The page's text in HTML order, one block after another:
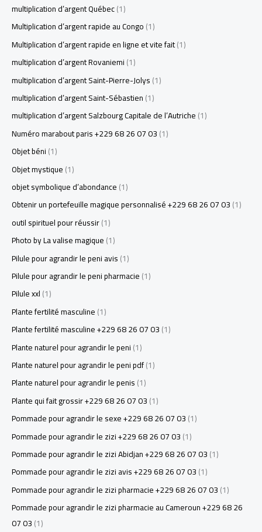
multiplication d’argent Québec(1)
Multiplication d’argent rapide au Congo(1)
Multiplication d’argent rapide en ligne et vite fait(1)
multiplication d’argent Rovaniemi(1)
multiplication d’argent Saint-Pierre-Jolys(1)
multiplication d’argent Saint-Sébastien(1)
multiplication d’argent Salzbourg Capitale de l’Autriche(1)
Numéro marabout paris +229 68 26 07 03(1)
Objet béni(1)
Objet mystique(1)
objet symbolique d’abondance(1)
Obtenir un portefeuille magique personnalisé +229 68 26 07 03(1)
outil spirituel pour réussir(1)
Photo by La valise magique(1)
Pilule pour agrandir le peni avis(1)
Pilule pour agrandir le peni pharmacie(1)
Pilule xxl(1)
Plante fertilité masculine(1)
Plante fertilité masculine +229 68 26 07 03(1)
Plante naturel pour agrandir le peni(1)
Plante naturel pour agrandir le peni pdf(1)
Plante naturel pour agrandir le penis(1)
Plante qui fait grossir +229 68 26 07 03(1)
Pommade pour agrandir le sexe +229 68 26 07 03(1)
Pommade pour agrandir le zizi +229 68 26 07 03(1)
Pommade pour agrandir le zizi Abidjan +229 68 26 07 03(1)
Pommade pour agrandir le zizi avis +229 68 26 07 03(1)
Pommade pour agrandir le zizi pharmacie +229 68 26 07 03(1)
Pommade pour agrandir le zizi pharmacie au Cameroun +229 68 26
07 03(1)